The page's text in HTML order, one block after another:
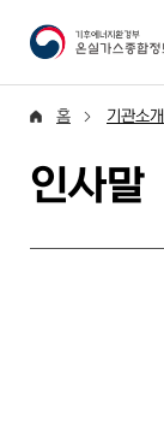
홈 기관소개
인사말